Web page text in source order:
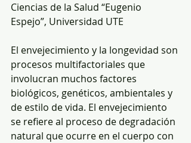
Ciencias de la Salud “Eugenio
Espejo”, Universidad UTE
El envejecimiento y la longevidad son
procesos multifactoriales que
involucran muchos factores
biológicos, genéticos, ambientales y
de estilo de vida. El envejecimiento
se refiere al proceso de degradación
natural que ocurre en el cuerpo con